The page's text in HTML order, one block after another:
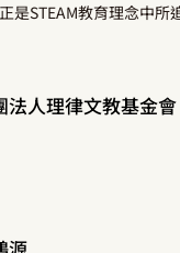
是STEAM教育理念中所
法人理律文教基金會